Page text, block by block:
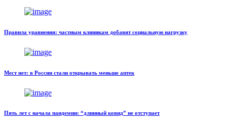
Правила уравнения: частным клиникам добавят социальную нагрузку
Мест нет: в России стали открывать меньше аптек
Пять лет с начала пандемии: “длинный ковид” не отступает